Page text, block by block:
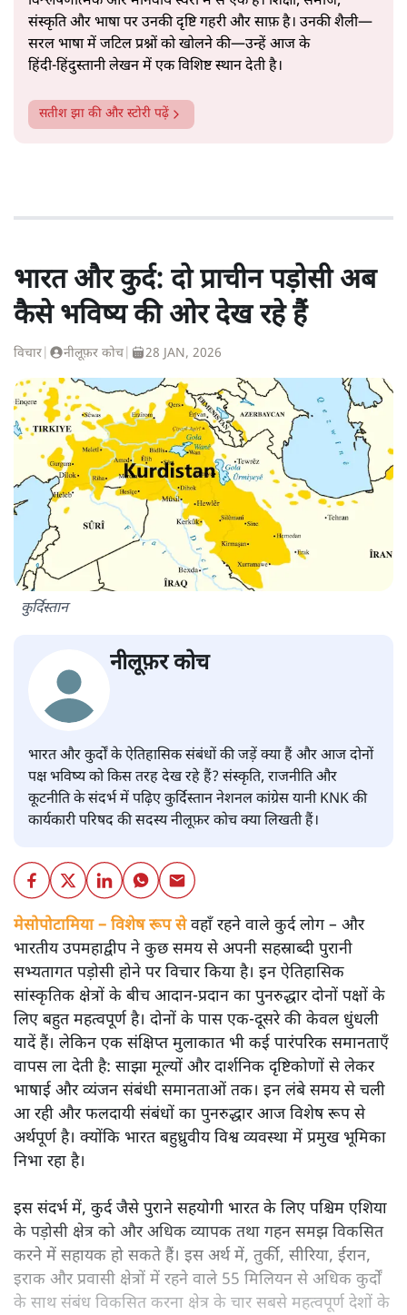
संस्कृति और भाषा पर उनकी दृष्टि गहरी और साफ़ है। उनकी शैली—
सरल भाषा में जटिल प्रश्नों को खोलने की—उन्हें आज के
हिंदी‑हिंदुस्तानी लेखन में एक विशिष्ट स्थान देती है।
सतीश झा की और स्टोरी पढ़ें
भारत और कुर्द: दो प्राचीन पड़ोसी अब
कैसे भविष्य की ओर देख रहे हैं
विचार नीलूफ़र कोच 28 JAN, 2026
कुर्दिस्तान
नीलूफ़र कोच
भारत और कुर्दों के ऐतिहासिक संबंधों की जड़ें क्या हैं और आज दोनों
पक्ष भविष्य को किस तरह देख रहे हैं? संस्कृति, राजनीति और
कूटनीति के संदर्भ में पढ़िए कुर्दिस्तान नेशनल कांग्रेस यानी KNK की
कार्यकारी परिषद की सदस्य नीलूफ़र कोच क्या लिखती हैं।
मेसोपोटामिया – विशेष रूप सेवहाँ रहने वाले कुर्द लोग – और
भारतीय उपमहाद्वीप ने कुछ समय से अपनी सहस्राब्दी पुरानी
सभ्यतागत पड़ोसी होने पर विचार किया है। इन ऐतिहासिक
सांस्कृतिक क्षेत्रों के बीच आदान-प्रदान का पुनरुद्धार दोनों पक्षों के
लिए बहुत महत्वपूर्ण है। दोनों के पास एक-दूसरे की केवल धुंधली
यादें हैं। लेकिन एक संक्षिप्त मुलाकात भी कई पारंपरिक समानताएँ
वापस ला देती है: साझा मूल्यों और दार्शनिक दृष्टिकोणों से लेकर
भाषाई और व्यंजन संबंधी समानताओं तक। इन लंबे समय से चली
आ रही और फलदायी संबंधों का पुनरुद्धार आज विशेष रूप से
अर्थपूर्ण है। क्योंकि भारत बहुध्रुवीय विश्व व्यवस्था में प्रमुख भूमिका
निभा रहा है।
इस संदर्भ में, कुर्द जैसे पुराने सहयोगी भारत के लिए पश्चिम एशिया
के पड़ोसी क्षेत्र को और अधिक व्यापक तथा गहन समझ विकसित
करने में सहायक हो सकते हैं। इस अर्थ में, तुर्की, सीरिया, ईरान,
इराक और प्रवासी क्षेत्रों में रहने वाले 55 मिलियन से अधिक कुर्दों
के साथ संबंध विकसित करना क्षेत्र के चार सबसे महत्वपूर्ण देशों के